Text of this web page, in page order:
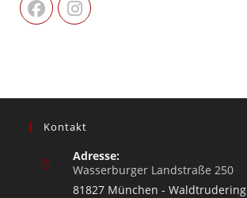
Kontakt
Adresse:
Wasserburger Landstraße 250
81827 München - Waldtrudering